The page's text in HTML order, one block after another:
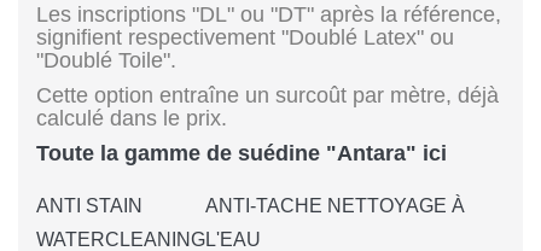
Les inscriptions "DL" ou "DT" après la référence,
signifient respectivement "Doublé Latex" ou
"Doublé Toile".
Cette option entraîne un surcoût par mètre, déjà
calculé dans le prix.
Toute la gamme de suédine "Antara" ici
ANTI STAIN
WATERCLEANING
ANTI-TACHE NETTOYAGE À
L'EAU